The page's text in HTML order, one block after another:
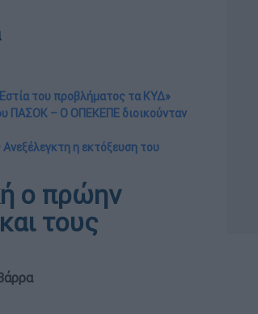
του προβλήματος τα ΚΥΔ»
ΠΑΣΟΚ – Ο ΟΠΕΚΕΠΕ διοικούνταν
η εκτόξευση του
ο πρώην
τους